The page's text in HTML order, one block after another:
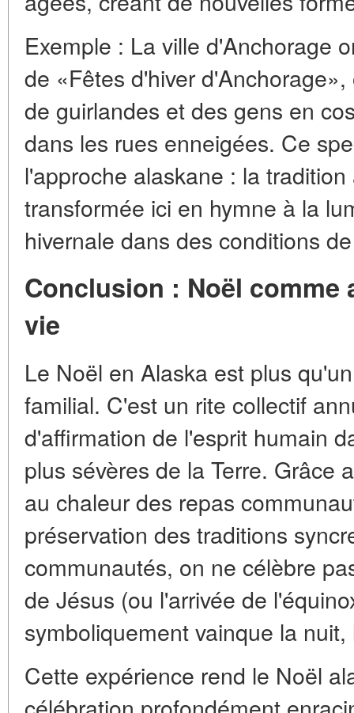
Exemple : La ville d'Anchorage
de «Fêtes d'hiver
de guirlandes et des gens en
dans les rues enneigées. Ce
l'approche alaskane : la
transformée ici en hymne à la
hivernale dans des conditions
Conclusion : Noël
vie
Le Noël en Alaska est plus
familial. C'est un rite collectif
d'affirmation de l'esprit humain
plus sévères de la Terre. Grâce
au chaleur des repas
préservation des traditions
communautés, on ne célèbre
de Jésus (ou l'arrivée de
symboliquement vainque la
Cette expérience rend le Noël